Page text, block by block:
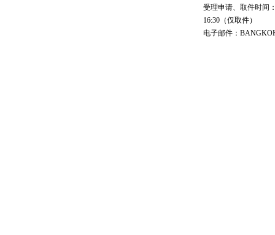
受理申请、取件时间
16:30（仅取件）
电子邮件：